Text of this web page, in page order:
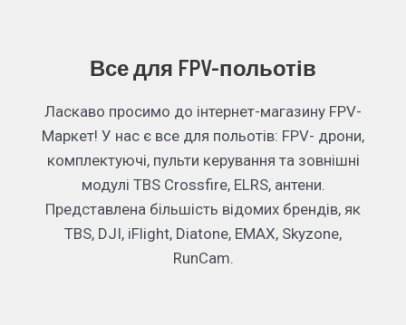
Все для FPV-польотів
Ласкаво просимо до інтернет-магазину FPV-
Маркет! У нас є все для польотів: FPV- дрони,
комплектуючі, пульти керування та зовнішні
модулі TBS Crossfire, ELRS, антени.
Представлена більшість відомих брендів, як
TBS, DJI, iFlight, Diatone, EMAX, Skyzone,
RunCam.